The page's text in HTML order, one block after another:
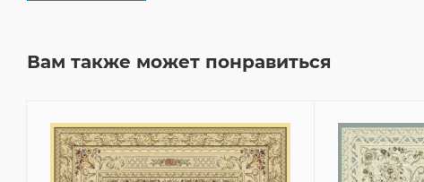
Вам также может понравиться